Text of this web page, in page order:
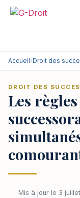
Accueil›Droit des
DROIT DES
Les
Mis à jour le 3